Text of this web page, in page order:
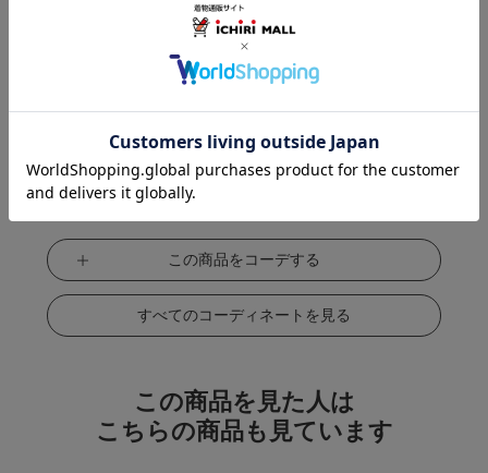
この商品をコーデする
すべてのコーディネートを見る
この商品を見た人は
こちらの商品も見ています